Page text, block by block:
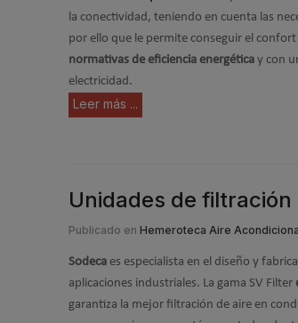
la conectividad, teniendo en cuenta las
por ello que le permite conseguir el confort
normativas de eficiencia energética y con
electricidad.
Leer más ...
Unidades de
Publicado en Hemeroteca Aire
Sodeca es especialista en el diseño y
aplicaciones industriales. La gama SV Filter
garantiza la mejor filtración de aire en